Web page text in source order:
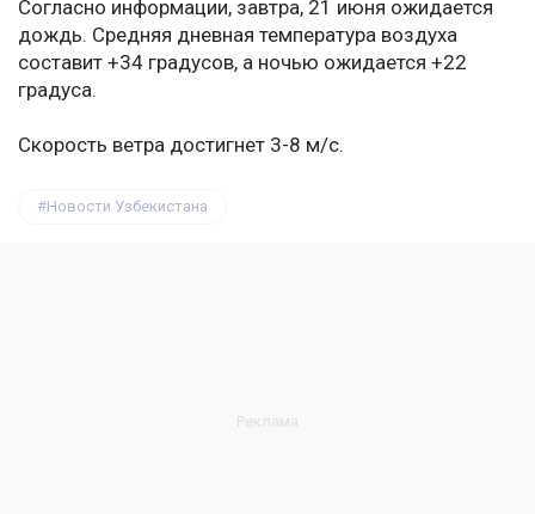
Согласно информации, завтра, 21 июня ожидается
дождь. Средняя дневная температура воздуха
составит +34 градусов, а ночью ожидается +22
градуса.
Скорость ветра достигнет 3-8 м/с.
Новости Узбекистана